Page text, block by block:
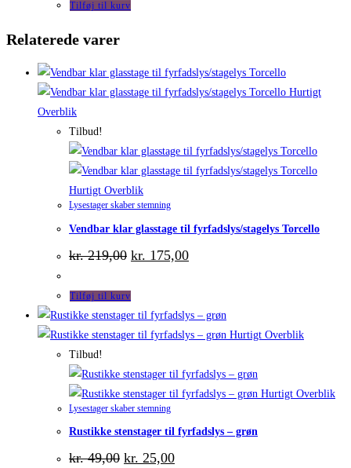
var:
Tilføj til kurv
Relaterede varer
Hurtigt
Overblik
Tilbud!
Hurtigt Overblik
Lysestager skaber stemning
Vendbar klar glasstage til fyrfadslys/stagelys Torcello
kr.219,00 Den
oprindelige
var:
kr. 219,00.
kr. 175,00Den
aktuelle
kr. 175,00.
Tilføj til kurv
Hurtigt Overblik
Tilbud!
Hurtigt Overblik
Lysestager skaber stemning
Rustikke stenstager til fyrfadslys – grøn
kr.49,00 Den
kr. 25,00Den